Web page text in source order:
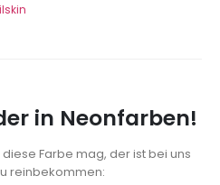
in Neonfarben!
diese Farbe mag, der ist bei uns
reinbekommen: